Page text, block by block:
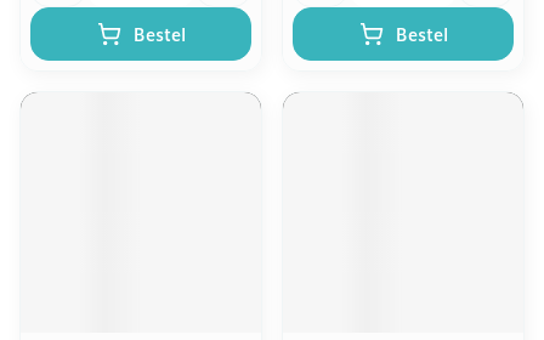
Bestel Bestel